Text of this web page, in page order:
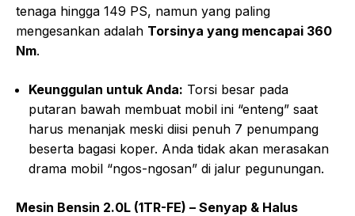
tenaga hingga 149 PS, namun yang paling
mengesankan adalah Torsinya yang mencapai 360
Nm.
Keunggulan untuk Anda: Torsi besar pada
putaran bawah membuat mobil ini “enteng” saat
harus menanjak meski diisi penuh 7 penumpang
beserta bagasi koper. Anda tidak akan merasakan
drama mobil “ngos-ngosan” di jalur pegunungan.
Mesin Bensin 2.0L (1TR-FE) – Senyap & Halus